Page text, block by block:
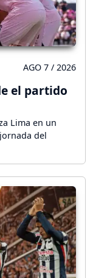
AGO 7 / 2026
el partido
Lima en un
del